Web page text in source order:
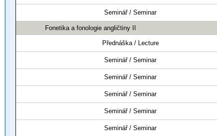
Seminář / Seminar
Fonetika a fonologie angličtiny II
Přednáška / Lecture
Seminář / Seminar
Seminář / Seminar
Seminář / Seminar
Seminář / Seminar
Seminář / Seminar